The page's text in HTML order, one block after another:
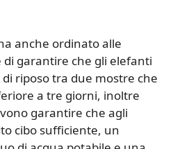
anche ordinato alle
garantire che gli elefanti
riposo tra due mostre che
a tre giorni, inoltre
garantire che agli
cibo sufficiente, un